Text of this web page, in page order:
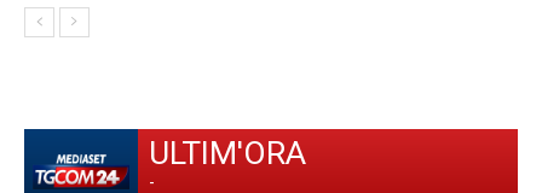
ULTIM'ORA
-